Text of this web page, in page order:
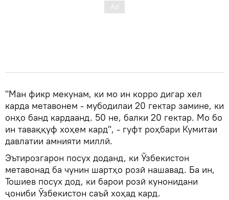
"Ман фикр мекунам, ки мо ин корро дигар хел
карда метавонем - мубодилаи 20 гектар замине, ки
онҳо банд кардаанд. 50 не, балки 20 гектар. Мо бо
ин таваққуф хоҳем кард", - гуфт роҳбари Кумитаи
давлатии амнияти миллӣ.
Эътирозгарон посух доданд, ки Ӯзбекистон
метавонад ба чунин шартҳо розӣ нашавад. Ба ин,
Тошиев посух дод, ки барои розӣ кунонидани
ҷониби Ӯзбекистон саъй хоҳад кард.